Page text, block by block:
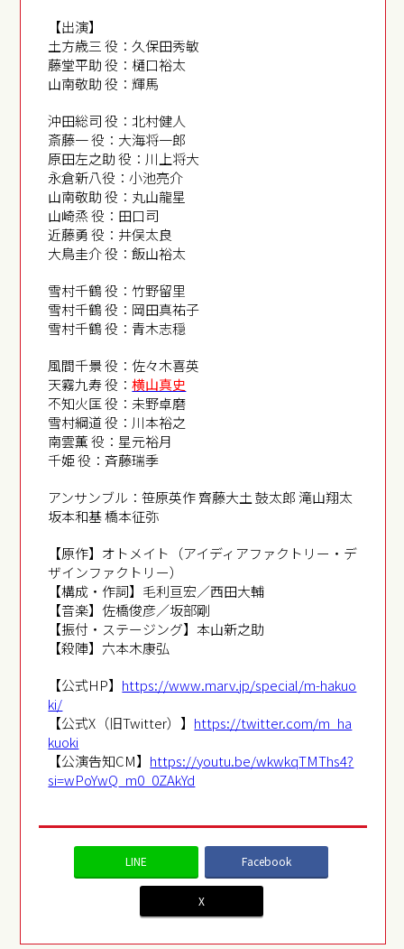
【出演】
土方歳三 役：久保田秀敏
藤堂平助 役：樋口裕太
山南敬助 役：輝馬
沖田総司 役：北村健人
斎藤一 役：大海将一郎
原田左之助 役：川上将大
永倉新八役：小池亮介
山南敬助 役：丸山龍星
山崎烝 役：田口司
近藤勇 役：井俣太良
大鳥圭介 役：飯山裕太
雪村千鶴 役：竹野留里
雪村千鶴 役：岡田真祐子
雪村千鶴 役：青木志穏
風間千景 役：佐々木喜英
天霧九寿 役：横山真史
不知火匡 役：未野卓磨
雪村綱道 役：川本裕之
南雲薫 役：星元裕月
千姫 役：斉藤瑞季
アンサンブル：笹原英作 齊藤大土 鼓太郎 滝山翔太
坂本和基 橋本征弥
【原作】オトメイト（アイディアファクトリー・デ
ザインファクトリー）
【構成・作詞】毛利亘宏／西田大輔
【音楽】佐橋俊彦／坂部剛
【振付・ステージング】本山新之助
【殺陣】六本木康弘
【公式HP】 https://www.marv.jp/special/m-hakuo
ki/
【公式X（旧Twitter）】 https://twitter.com/m_ha
kuoki
【公演告知CM】 https://youtu.be/wkwkqTMThs4?
si=wPoYwQ_m0_0ZAkYd
LINE Facebook
X